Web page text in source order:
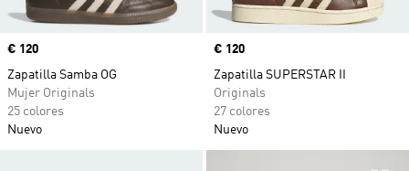
Precio
€ 120
Zapatilla Samba OG
Mujer Originals
25 colores
Nuevo
Precio
€ 120
Zapatilla SUPERSTAR II
Originals
27 colores
Nuevo